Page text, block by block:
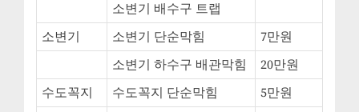
소변기 배수구 트랩
소변기
소변기 단순막힘
7만원
소변기 하수구 배관막힘
20만원
수도꼭지
수도꼭지 단순막힘
5만원